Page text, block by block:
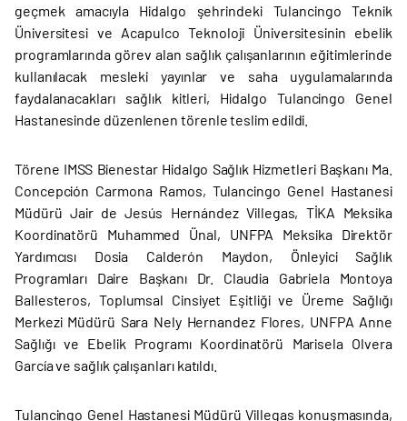
geçmek amacıyla Hidalgo şehrindeki Tulancingo Teknik
Üniversitesi ve Acapulco Teknoloji Üniversitesinin ebelik
programlarında görev alan sağlık çalışanlarının eğitimlerinde
kullanılacak mesleki yayınlar ve saha uygulamalarında
faydalanacakları sağlık kitleri, Hidalgo Tulancingo Genel
Hastanesinde düzenlenen törenle teslim edildi.
Törene IMSS Bienestar Hidalgo Sağlık Hizmetleri Başkanı Ma.
Concepción Carmona Ramos, Tulancingo Genel Hastanesi
Müdürü Jair de Jesús Hernández Villegas, TİKA Meksika
Koordinatörü Muhammed Ünal, UNFPA Meksika Direktör
Yardımcısı Dosia Calderón Maydon, Önleyici Sağlık
Programları Daire Başkanı Dr. Claudia Gabriela Montoya
Ballesteros, Toplumsal Cinsiyet Eşitliği ve Üreme Sağlığı
Merkezi Müdürü Sara Nely Hernandez Flores, UNFPA Anne
Sağlığı ve Ebelik Programı Koordinatörü Marisela Olvera
García ve sağlık çalışanları katıldı.
Tulancingo Genel Hastanesi Müdürü Villegas konuşmasında,